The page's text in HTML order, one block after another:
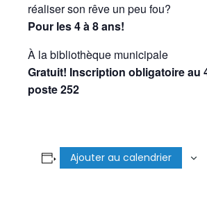
réaliser son rêve un peu fou?
Pour les 4 à 8 ans!
À la bibliothèque municipale
Gratuit! Inscription obligatoire au
poste 252
Ajouter au calendrier